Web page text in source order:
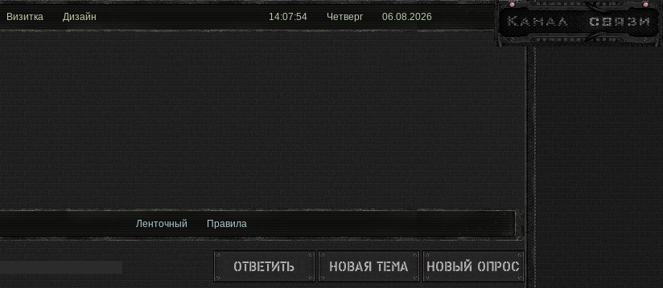
Визитка Дизайн 14:07:54 Четверг 06.08.2026
Ленточный Правила